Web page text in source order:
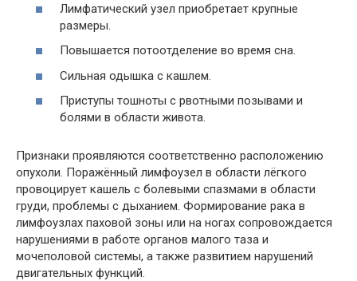
Лимфатический узел приобретает крупные
размеры.
Повышается потоотделение во время сна.
Сильная одышка с кашлем.
Приступы тошноты с рвотными позывами и
болями в области живота.
Признаки проявляются соответственно расположению
опухоли. Поражённый лимфоузел в области лёгкого
провоцирует кашель с болевыми спазмами в области
груди, проблемы с дыханием. Формирование рака в
лимфоузлах паховой зоны или на ногах сопровождается
нарушениями в работе органов малого таза и
мочеполовой системы, а также развитием нарушений
двигательных функций.